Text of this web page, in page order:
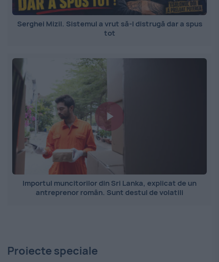
Serghei Mizil. Sistemul a vrut să-l distrugă dar a spus
tot
Importul muncitorilor din Sri Lanka, explicat de un
antreprenor român. Sunt destul de volatili
Proiecte speciale